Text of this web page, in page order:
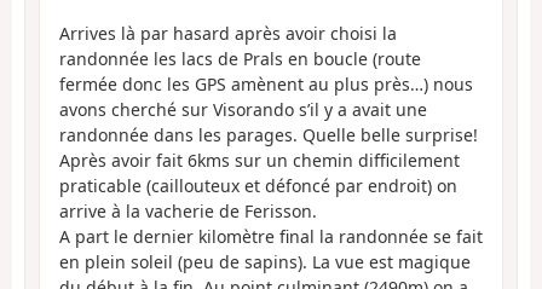
Arrives là par hasard après avoir choisi la
randonnée les lacs de Prals en boucle (route
fermée donc les GPS amènent au plus près…) nous
avons cherché sur Visorando s’il y a avait une
randonnée dans les parages. Quelle belle surprise!
Après avoir fait 6kms sur un chemin difficilement
praticable (caillouteux et défoncé par endroit) on
arrive à la vacherie de Ferisson.
A part le dernier kilomètre final la randonnée se fait
en plein soleil (peu de sapins). La vue est magique